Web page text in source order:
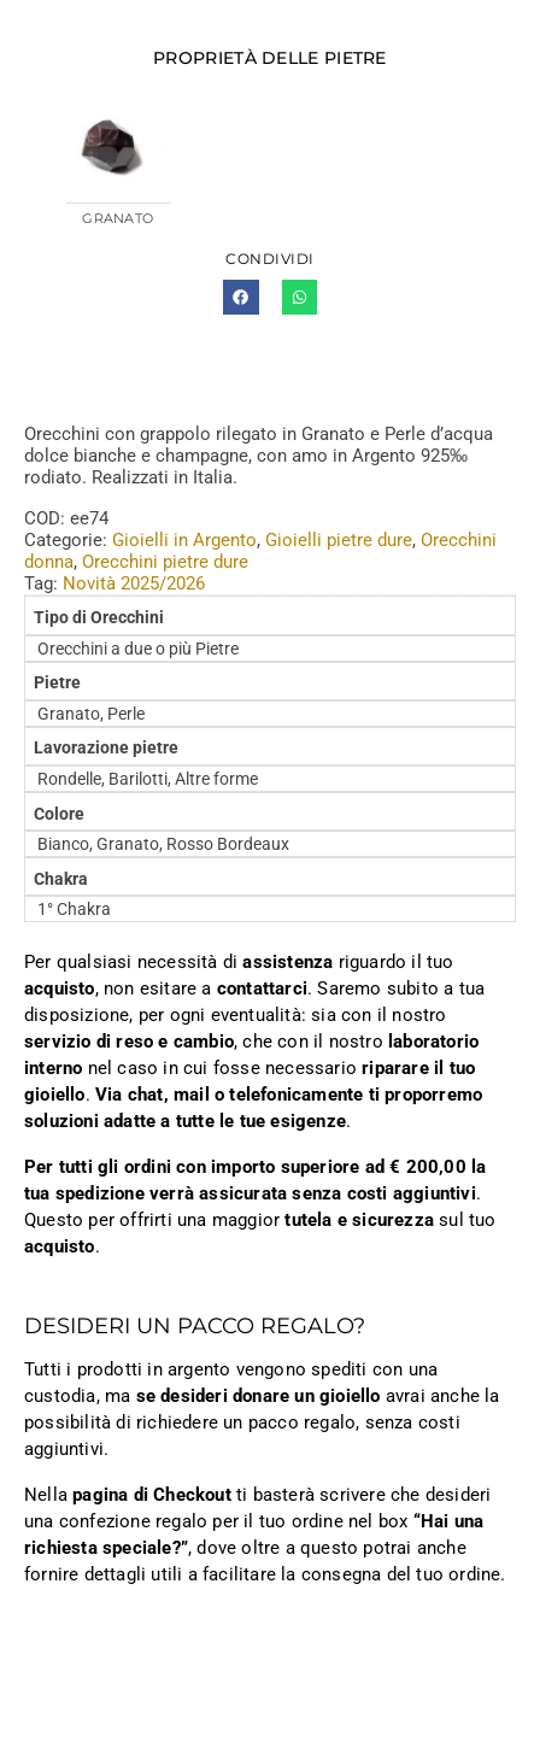
PROPRIETÀ DELLE PIETRE
GRANATO
CONDIVIDI
Orecchini con grappolo rilegato in Granato e Perle d’acqua
dolce bianche e champagne, con amo in Argento 925‰
rodiato. Realizzati in Italia.
COD: ee74
Categorie: Gioielli in Argento, Gioielli pietre dure, Orecchini
donna, Orecchini pietre dure
Tag: Novità 2025/2026
Tipo di Orecchini
Orecchini a due o più Pietre
Pietre
Granato, Perle
Lavorazione pietre
Rondelle, Barilotti, Altre forme
Colore
Bianco, Granato, Rosso Bordeaux
Chakra
1° Chakra
Per qualsiasi necessità diassistenza riguardo il tuo
acquisto, non esitare a contattarci. Saremo subito a tua
disposizione, per ogni eventualità: sia con il nostro
servizio di reso e cambio, che con il nostro laboratorio
interno nel caso in cui fosse necessarioriparare il tuo
gioiello.Via chat, mail o telefonicamente ti proporremo
soluzioni adatte a tutte le tue esigenze.
Per tutti gli ordini con importo superiore ad € 200,00 la
tua spedizione verrà assicurata senza costi aggiuntivi.
Questo per offrirti una maggiortutela e sicurezza sul tuo
acquisto.
DESIDERI UN PACCO REGALO?
Tutti i prodotti in argento vengono spediti con una
custodia, ma se desideri donare un gioiello avrai anche la
possibilità di richiedere un pacco regalo, senza costi
aggiuntivi.
Nellapagina di Checkoutti basterà scrivere che desideri
una confezione regalo per il tuo ordine nel box “Hai una
richiesta speciale?”, dove oltre a questo potrai anche
fornire dettagli utili a facilitare la consegna del tuo ordine.